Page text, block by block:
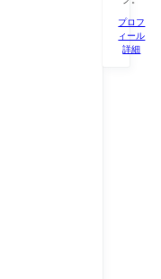
プロフ
ィール
詳細